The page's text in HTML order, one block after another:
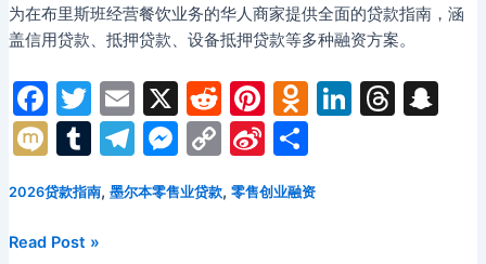
为在布里斯班经营餐饮业务的华人商家提供全面的贷款指南，涵
盖信用贷款、抵押贷款、设备抵押贷款等多种融资方案。
F
a
c
e
b
T
w
itt
er
E
m
ai
l
X R
e
d
di
Pi
nt
er
e
O
d
n
o
Li T S
M
i
T
m
bl
T
e
M
s
C
p
Si
a
分
2026贷款指南, 墨尔本零售业贷款, 零售创业融资
2026
Read Post »